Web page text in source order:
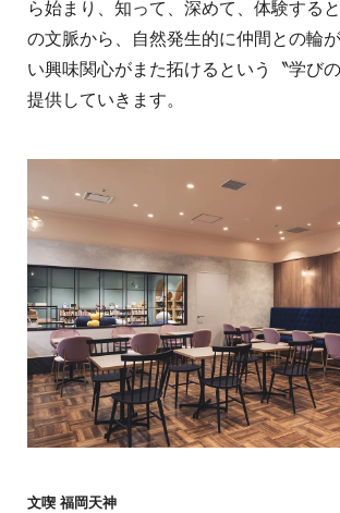
ら始まり、知って、深めて、体験する
の文脈から、自然発生的に仲間との輪
い興味関心がまた拓けるという〝学び
提供していきます。
文喫 福岡天神